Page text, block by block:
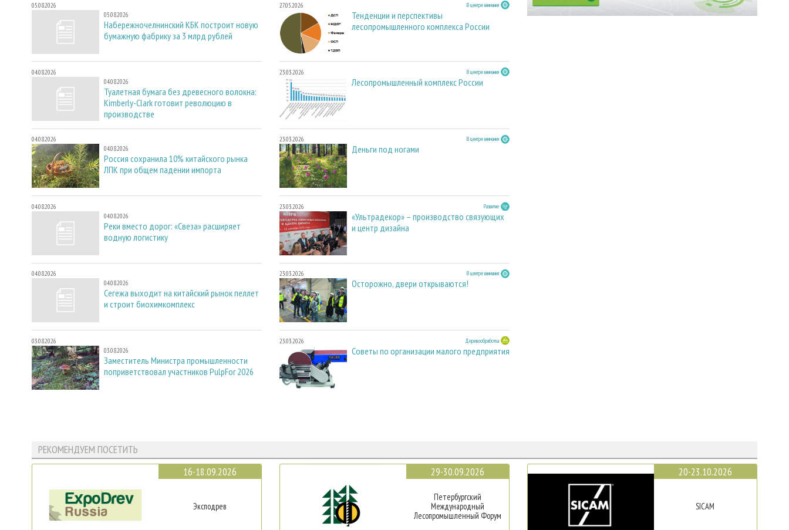
05.08.2026
05.08.2026
Набережночелнинский КБК построит новую
бумажную фабрику за 3 млрд рублей
04.08.2026
04.08.2026
Туалетная бумага без древесного волокна:
Kimberly-Clark готовит революцию в
производстве
04.08.2026
04.08.2026
Россия сохранила 10% китайского рынка
ЛПК при общем падении импорта
04.08.2026
04.08.2026
Реки вместо дорог: «Свеза» расширяет
водную логистику
04.08.2026
04.08.2026
Сегежа выходит на китайский рынок пеллет
и строит биохимкомплекс
03.08.2026
03.08.2026
Заместитель Министра промышленности
поприветствовал участников PulpFor 2026
27.05.2026 В центре внимания
Тенденции и перспективы
лесопромышленного комплекса России
23.03.2026 В центре внимания
Лесопромышленный комплекс России
23.03.2026 В центре внимания
Деньги под ногами
23.03.2026 Развитие
«Ультрадекор» – производство связующих
и центр дизайна
23.03.2026 В центре внимания
Осторожно, двери открываются!
23.03.2026 Деревообработка
Советы по организации малого предприятия
РЕКОМЕНДУЕМ ПОСЕТИТЬ
16-18.09.2026
Эксподрев
29-30.09.2026
Петербургский
Международный
Лесопромышленный Форум
20-23.10.2026
SICAM